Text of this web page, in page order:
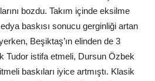
bozdu. Takım içinde eksilme
baskısı sonucu gerginliği artan
Beşiktaş’ın elinden de 3
Tudor istifa etmeli, Dursun Özbek
baskıları iyice artmıştı. Klasik